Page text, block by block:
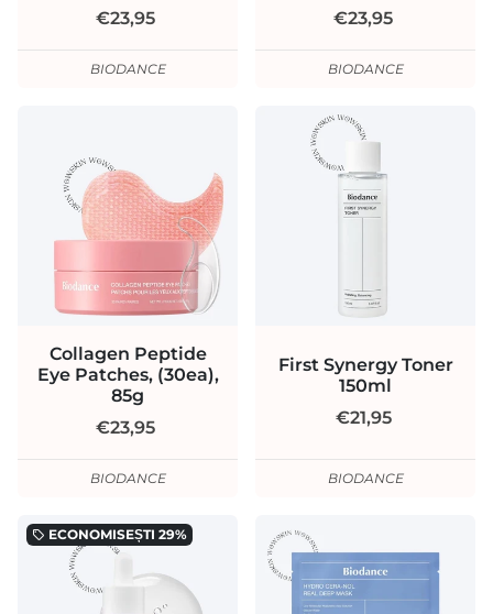
€23,95
BIODANCE
€23,95
BIODANCE
Collagen Peptide
Eye Patches, (30ea),
85g
€23,95
BIODANCE
First Synergy Toner
150ml
€21,95
BIODANCE
local_offer ECONOMISEȘTI 29%